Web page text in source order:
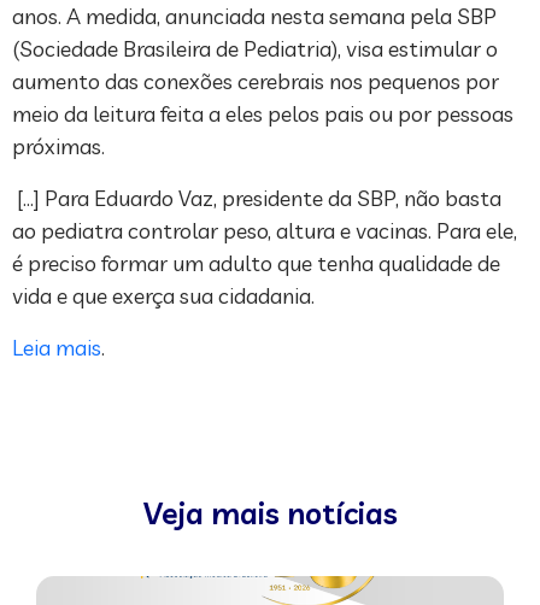
anos. A medida, anunciada nesta semana pela SBP
(Sociedade Brasileira de Pediatria), visa estimular o
aumento das conexões cerebrais nos pequenos por
meio da leitura feita a eles pelos pais ou por pessoas
próximas.
[…] Para Eduardo Vaz, presidente da SBP, não basta
ao pediatra controlar peso, altura e vacinas. Para ele,
é preciso formar um adulto que tenha qualidade de
vida e que exerça sua cidadania.
Leia mais.
Veja mais notícias